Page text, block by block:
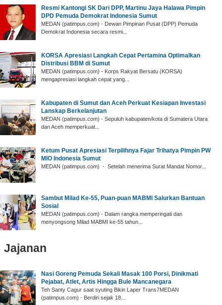
‎Resmi Kantongi SK Dari DPP, Martinu Jaya Halawa Pimpin
DPD Pemuda Demokrat Indonesia Sumut ‎
‎MEDAN (patimpus.com) - Dewan Pimpinan Pusat (DPP) Pemuda
Demokrat Indonesia secara resmi...
‎KORSA Apresiasi Langkah Cepat Pertamina Optimalkan
Distribusi BBM di Sumut
‎MEDAN (patimpus.com) - Korps Rakyat Bersatu (KORSA)
mengapresiasi langkah cepat yang...
Kabupaten di Sumut dan Aceh Perkuat Kesiapan Investasi
Lanskap Berkelanjutan
MEDAN (patimpus.com) - Sepuluh kabupaten/kota di Sumatera Utara
dan Aceh memperkuat...
‎Ketum Pusat Apresiasi Terpilihnya Fajar Trihatya Pimpin PW
MIO Indonesia Sumut
‎MEDAN (patimpus.com) - Setelah menerima Surat Mandat Nomor...
‎Sambut Milad Ke-55, Puan-puan MABMI Salurkan Bantuan
Sosial
‎MEDAN (patimpus.com) - Dalam rangka memperingati dan
menyongsong Milad MABMI ke-55 tahun...
Jajanan
Nasi Goreng Pemuda Sekali Masak 100 Porsi, Dinikmati
Pejabat, Atlet, Artis Hingga Bule Mancanegara
Teh Santy Cagur saat syuting Bikin Laper Trans7MEDAN
(patimpus.com) - Berdiri sejak 18...